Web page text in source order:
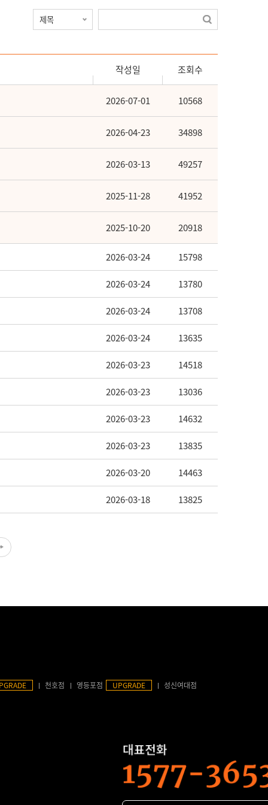
작성일 조회수
2026-07-01 10568
2026-04-23 34898
2026-03-13 49257
2025-11-28 41952
2025-10-20 20918
2026-03-24 15798
2026-03-24 13780
2026-03-24 13708
2026-03-24 13635
2026-03-23 14518
2026-03-23 13036
2026-03-23 14632
2026-03-23 13835
2026-03-20 14463
2026-03-18 13825
천호점 영등포점 UPGRADE 성신여대점